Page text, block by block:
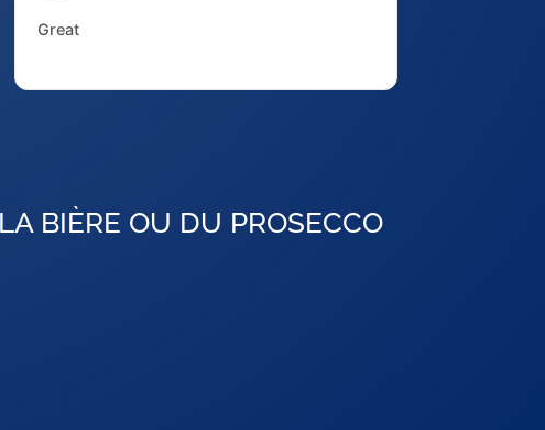
Great
BIÈRE OU DU PROSECCO